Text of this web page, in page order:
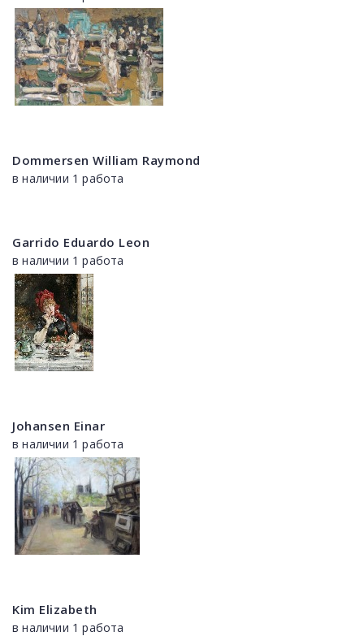
Dommersen William Raymond
в наличии 1 работа
Garrido Eduardo Leon
в наличии 1 работа
Johansen Einar
в наличии 1 работа
Kim Elizabeth
в наличии 1 работа